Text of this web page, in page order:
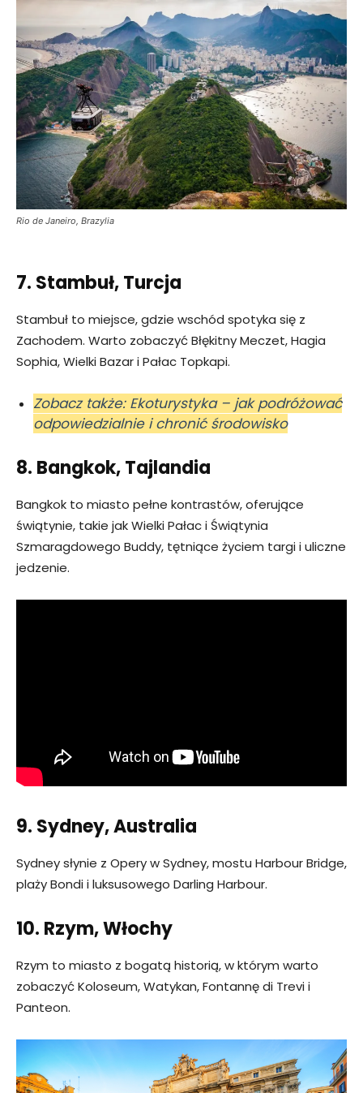
Rio de Janeiro, Brazylia
7. Stambuł, Turcja
Stambuł to miejsce, gdzie wschód spotyka się z
Zachodem. Warto zobaczyć Błękitny Meczet, Hagia
Sophia, Wielki Bazar i Pałac Topkapi.
Zobacz także: Ekoturystyka – jak podróżować
odpowiedzialnie i chronić środowisko
8. Bangkok, Tajlandia
Bangkok to miasto pełne kontrastów, oferujące
świątynie, takie jak Wielki Pałac i Świątynia
Szmaragdowego Buddy, tętniące życiem targi i uliczne
jedzenie.
9. Sydney, Australia
Sydney słynie z Opery w Sydney, mostu Harbour Bridge,
plaży Bondi i luksusowego Darling Harbour.
10. Rzym, Włochy
Rzym to miasto z bogatą historią, w którym warto
zobaczyć Koloseum, Watykan, Fontannę di Trevi i
Panteon.